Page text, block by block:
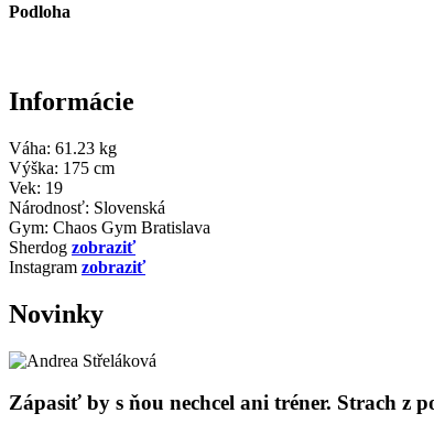
Podloha
Informácie
Váha: 61.23 kg
Výška: 175 cm
Vek: 19
Národnosť: Slovenská
Gym: Chaos Gym Bratislava
Sherdog zobraziť
Instagram zobraziť
Novinky
Zápasiť by s ňou nechcel ani tréner. Strach